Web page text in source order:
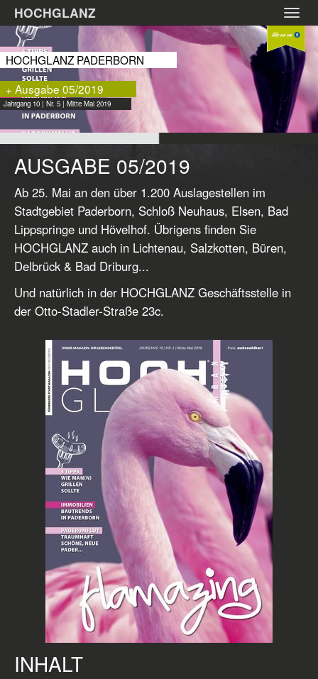
Zum
Hauptinhalt
springen
HOCHGLANZ
HOCHGLANZ PADERBORN
+ Ausgabe 05/2019
Jahrgang 10 | Nr. 5 | Mitte Mai 2019
AUSGABE 05/2019
Ab 25. Mai an den über 1.200 Auslagestellen im
Stadtgebiet Paderborn, Schloß Neuhaus, Elsen, Bad
Lippspringe und Hövelhof. Übrigens finden Sie
HOCHGLANZ auch in Lichtenau, Salzkotten, Büren,
Delbrück & Bad Driburg...
Und natürlich in der HOCHGLANZ Geschäftsstelle in
der Otto-Stadler-Straße 23c.
INHALT